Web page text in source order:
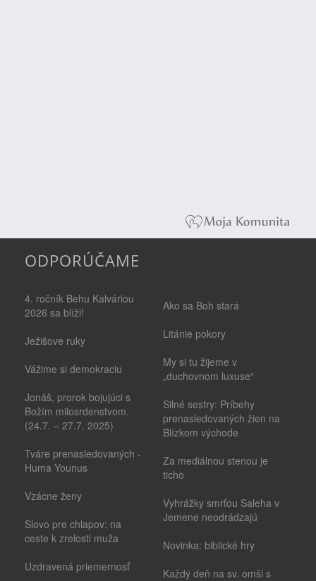
ODPORÚČAME
4. ročník Behu Kalváriou
2026 sa blíži!
Ježišove ruky
Vážime si demokraciu
Jonáš, prorok bojujúci s
Božím milosrdenstvom.
(24.7. – 27.7. 2025)
Tváre prenasledovaných -
Huma Younus
Vzácne ženy
Slovo pre chlapov: na
ceste k zrelosti muža
Uzdravená priemernosť
Ako sa Boh stará
Litánie pokory
My si tu žijeme v
„duchovnom luxuse“
Silné sestry: Príbehy
prenasledovaných žien na
Blízkom východe
Za mediálnou stenou je
ticho
Vyhrážky smrťou Saleha v
Jemene neodrádzajú
Novinka: biblické hry
Každý deň na sv. omši s